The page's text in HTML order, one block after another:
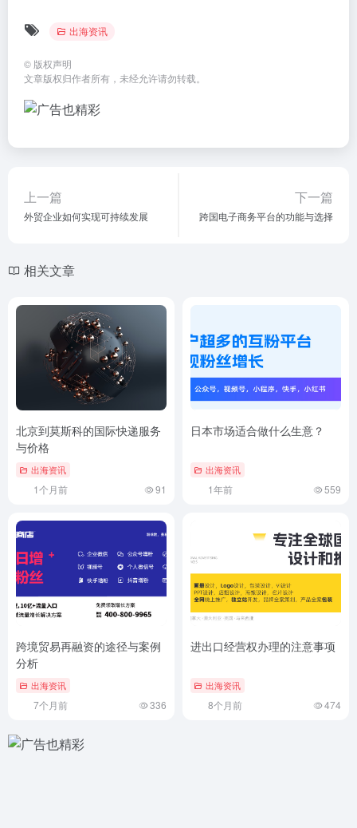
出海资讯
© 版权声明
文章版权归作者所有，未经允许请勿转载。
上一篇
外贸企业如何实现可持续发展
下一篇
跨国电子商务平台的功能与选择
相关文章
北京到莫斯科的国际快递服务
与价格
出海资讯
1个月前 91
日本市场适合做什么生意？
出海资讯
1年前 559
跨境贸易再融资的途径与案例
分析
出海资讯
7个月前 336
进出口经营权办理的注意事项
出海资讯
8个月前 474